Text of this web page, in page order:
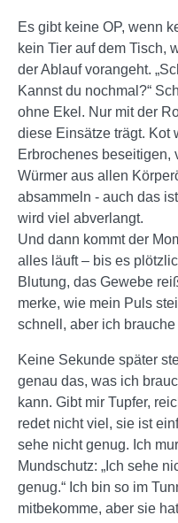
Es gibt keine OP, wenn
kein Tier auf dem Tisch,
der Ablauf vorangeht.
Kannst du nochmal?“
ohne Ekel. Nur mit der
diese Einsätze trägt. Kot
Erbrochenes beseitigen,
Würmer aus allen
absammeln - auch das
wird viel abverlangt.
Und dann kommt der
alles läuft – bis es
Blutung, das Gewebe
merke, wie mein Puls
schnell, aber ich brauche
Keine Sekunde später
genau das, was ich
kann. Gibt mir Tupfer,
redet nicht viel, sie ist
sehe nicht genug. Ich
Mundschutz: „Ich sehe
genug.“ Ich bin so im
mitbekomme, aber sie